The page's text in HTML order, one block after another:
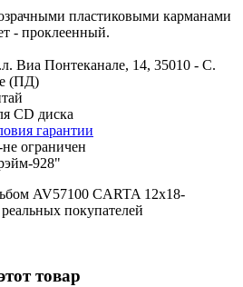
пластиковыми карманами
- проклеенный.
Виа Понтеканале, 14, 35010 - С.
(ПД)
CD диска
гарантии
ограничен
928"
AV57100 CARTA 12x18-
покупателей
товар